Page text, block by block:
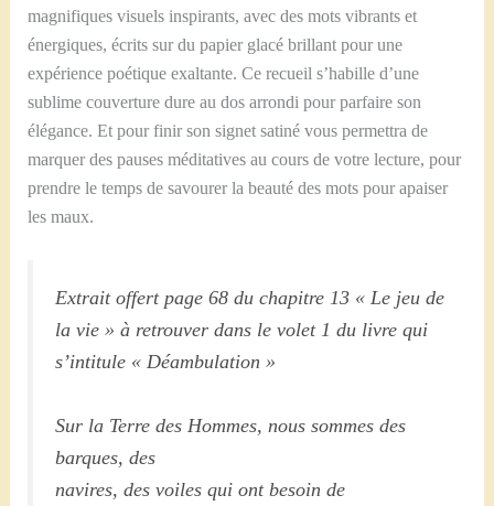
magnifiques visuels inspirants, avec des mots vibrants et
énergiques, écrits sur du papier glacé brillant pour une
expérience poétique exaltante. Ce recueil s’habille d’une
sublime couverture dure au dos arrondi pour parfaire son
élégance. Et pour finir son signet satiné vous permettra de
marquer des pauses méditatives au cours de votre lecture, pour
prendre le temps de savourer la beauté des mots pour apaiser
les maux.
Extrait offert page 68 du chapitre 13 « Le jeu de
la vie » à retrouver dans le volet 1 du livre qui
s’intitule « Déambulation »
Sur la Terre des Hommes, nous sommes des
barques, des
navires, des voiles qui ont besoin de